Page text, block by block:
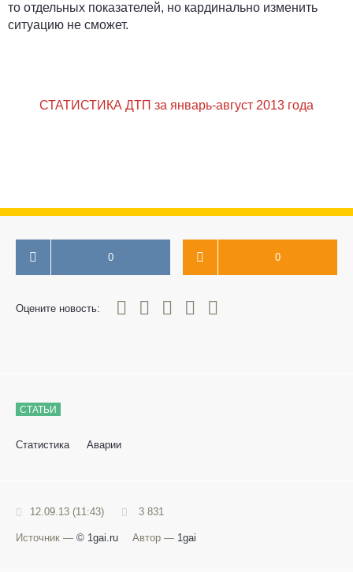
то отдельных показателей, но кардинально изменить
ситуацию не сможет.
СТАТИСТИКА ДТП за январь-август 2013 года
0 0
Оцените новость:
0
1 3 4 5
СТАТЬИ
Статистика Аварии
12.09.13 (11:43) 3 831
Источник — © 1gai.ru Автор — 1gai